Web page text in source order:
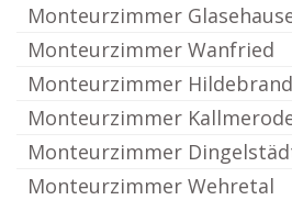
Monteurzimmer
Monteurzimmer Wanfried
Monteurzimmer
Monteurzimmer
Monteurzimmer
Monteurzimmer Wehretal